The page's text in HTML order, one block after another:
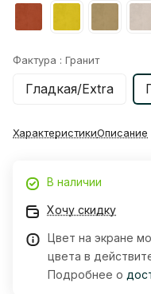
Фактура : Гранит
Гладкая/Extra
ХарактеристикиОписание
В наличии
Хочу скидку
Цвет на экране
цвета в
Подробнее о